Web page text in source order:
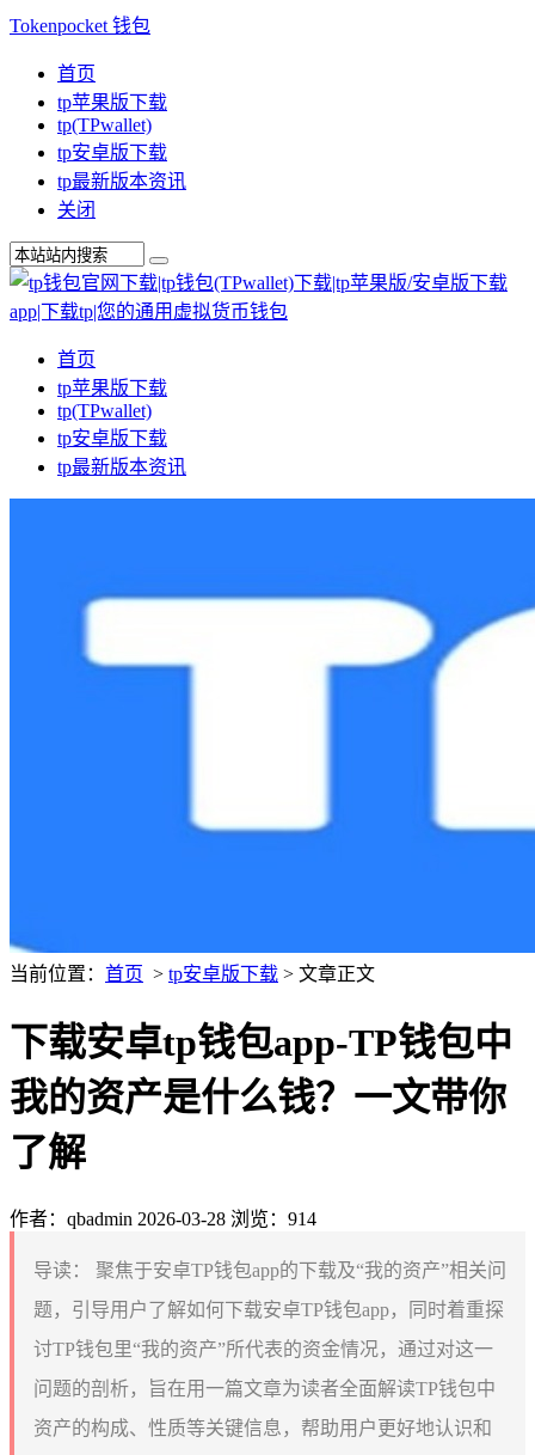
Tokenpocket 钱包
首页
tp苹果版下载
tp(TPwallet)
tp安卓版下载
tp最新版本资讯
关闭
首页
tp苹果版下载
tp(TPwallet)
tp安卓版下载
tp最新版本资讯
当前位置： 首页 > tp安卓版下载 > 文章正文
下载安卓tp钱包app-TP钱包中
我的资产是什么钱？一文带你
了解
作者：qbadmin 2026-03-28 浏览：914
导读：
聚焦于安卓TP钱包app的下载及“我的资产”相关问
题，引导用户了解如何下载安卓TP钱包app，同时着重探
讨TP钱包里“我的资产”所代表的资金情况，通过对这一
问题的剖析，旨在用一篇文章为读者全面解读TP钱包中
资产的构成、性质等关键信息，帮助用户更好地认识和